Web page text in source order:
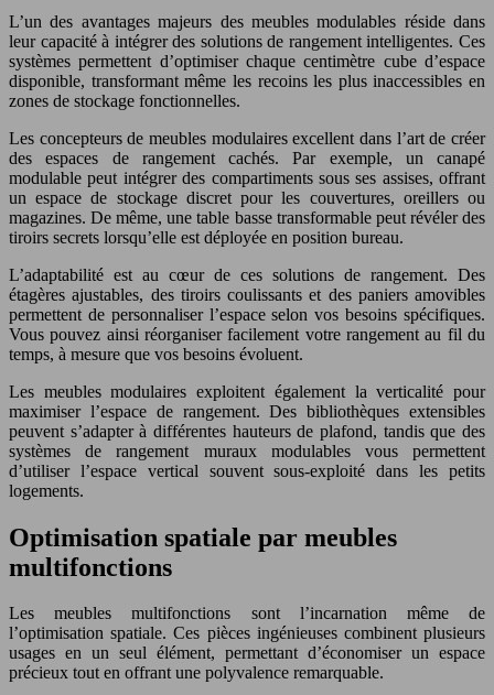
L’un des avantages majeurs des meubles modulables réside dans
leur capacité à intégrer des solutions de rangement intelligentes. Ces
systèmes permettent d’optimiser chaque centimètre cube d’espace
disponible, transformant même les recoins les plus inaccessibles en
zones de stockage fonctionnelles.
Les concepteurs de meubles modulaires excellent dans l’art de créer
des espaces de rangement cachés. Par exemple, un canapé
modulable peut intégrer des compartiments sous ses assises, offrant
un espace de stockage discret pour les couvertures, oreillers ou
magazines. De même, une table basse transformable peut révéler des
tiroirs secrets lorsqu’elle est déployée en position bureau.
L’adaptabilité est au cœur de ces solutions de rangement. Des
étagères ajustables, des tiroirs coulissants et des paniers amovibles
permettent de personnaliser l’espace selon vos besoins spécifiques.
Vous pouvez ainsi réorganiser facilement votre rangement au fil du
temps, à mesure que vos besoins évoluent.
Les meubles modulaires exploitent également la verticalité pour
maximiser l’espace de rangement. Des bibliothèques extensibles
peuvent s’adapter à différentes hauteurs de plafond, tandis que des
systèmes de rangement muraux modulables vous permettent
d’utiliser l’espace vertical souvent sous-exploité dans les petits
logements.
Optimisation spatiale par meubles
multifonctions
Les meubles multifonctions sont l’incarnation même de
l’optimisation spatiale. Ces pièces ingénieuses combinent plusieurs
usages en un seul élément, permettant d’économiser un espace
précieux tout en offrant une polyvalence remarquable.